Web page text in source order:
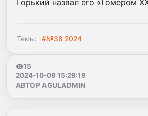
Темы: #№38 2024
15
2024-10-09 15:29:19
АВТОР AGULADMIN